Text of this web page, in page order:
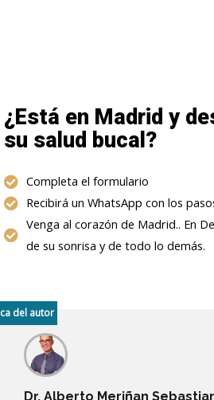
¿Está en Madrid y
su salud bucal?
Completa el formulario
Recibirá un WhatsApp con los
Venga al corazón de Madrid.. En
de su sonrisa y de todo lo demás.
del autor
Dr. Alberto Meriñan